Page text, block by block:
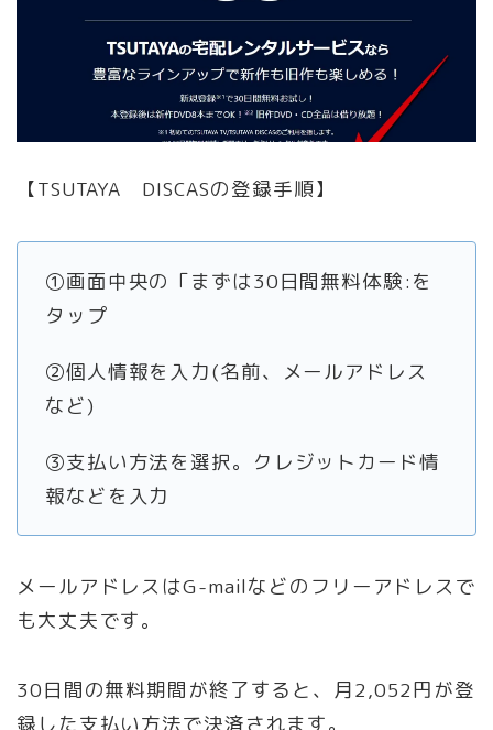
【TSUTAYA DISCASの登録手順】
①画面中央の「まずは30日間無料体験:を
タップ
②個人情報を入力(名前、メールアドレス
など)
③支払い方法を選択。クレジットカード情
報などを入力
メールアドレスはG-mailなどのフリーアドレスで
も大丈夫です。
30日間の無料期間が終了すると、月2,052円が登
録した支払い方法で決済されます。